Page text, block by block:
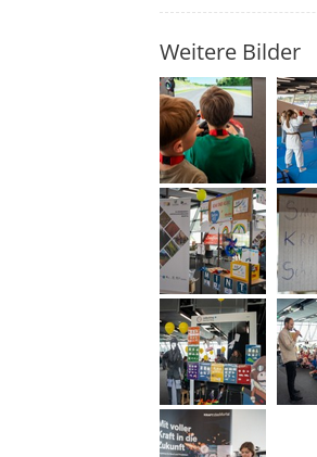
Weitere Bilder